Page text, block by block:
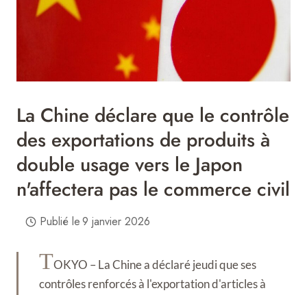
La Chine déclare que le contrôle
des exportations de produits à
double usage vers le Japon
n'affectera pas le commerce civil
Publié le9 janvier 2026
TOKYO – La Chine a déclaré jeudi que ses
contrôles renforcés à l'exportation d'articles à